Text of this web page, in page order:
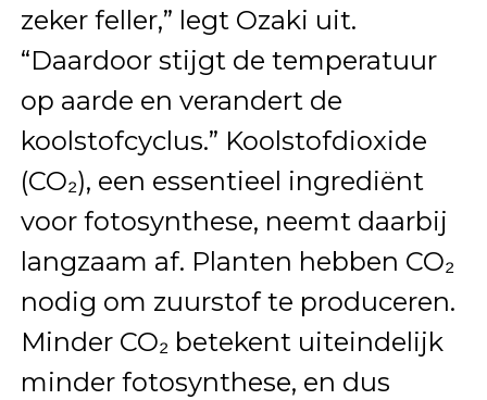
zeker feller,” legt Ozaki uit.
“Daardoor stijgt de temperatuur
op aarde en verandert de
koolstofcyclus.” Koolstofdioxide
(CO₂), een essentieel ingrediënt
voor fotosynthese, neemt daarbij
langzaam af. Planten hebben CO₂
nodig om zuurstof te produceren.
Minder CO₂ betekent uiteindelijk
minder fotosynthese, en dus